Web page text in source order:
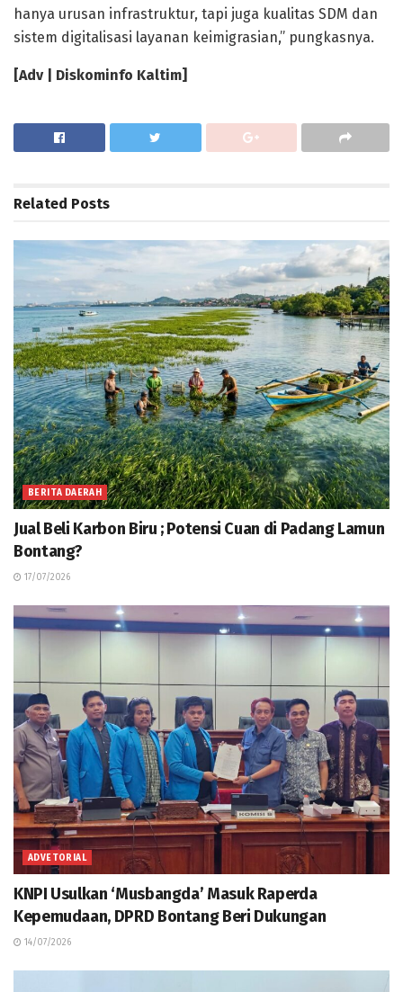
hanya urusan infrastruktur, tapi juga kualitas SDM dan
sistem digitalisasi layanan keimigrasian,” pungkasnya.
[Adv | Diskominfo Kaltim]
Related Posts
BERITA DAERAH
Jual Beli Karbon Biru ; Potensi Cuan di Padang Lamun
Bontang?
17/07/2026
ADVETORIAL
KNPI Usulkan ‘Musbangda’ Masuk Raperda
Kepemudaan, DPRD Bontang Beri Dukungan
14/07/2026